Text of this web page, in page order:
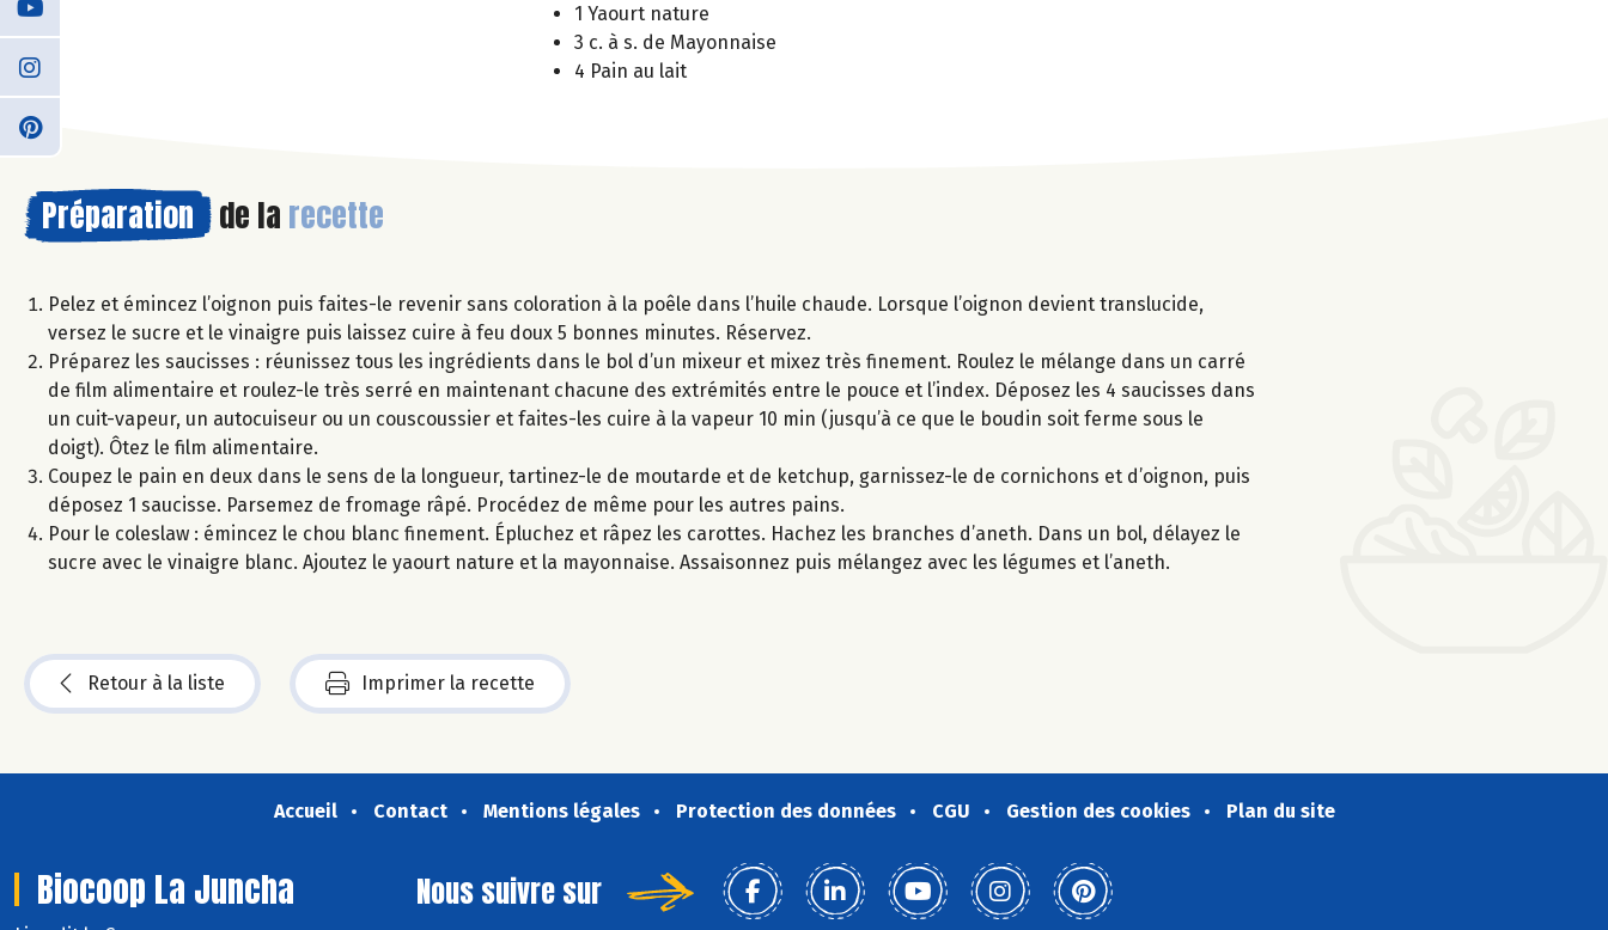
1 Yaourt nature
3 c. à s. de Mayonnaise
4 Pain au lait
Préparation de la recette
Pelez et émincez l’oignon puis faites-le revenir sans coloration à la poêle dans l’huile chaude. Lorsque l’oignon devient translucide,
versez le sucre et le vinaigre puis laissez cuire à feu doux 5 bonnes minutes. Réservez.
Préparez les saucisses : réunissez tous les ingrédients dans le bol d’un mixeur et mixez très finement. Roulez le mélange dans un carré
de film alimentaire et roulez-le très serré en maintenant chacune des extrémités entre le pouce et l’index. Déposez les 4 saucisses dans
un cuit-vapeur, un autocuiseur ou un couscoussier et faites-les cuire à la vapeur 10 min (jusqu’à ce que le boudin soit ferme sous le
doigt). Ôtez le film alimentaire.
Coupez le pain en deux dans le sens de la longueur, tartinez-le de moutarde et de ketchup, garnissez-le de cornichons et d’oignon, puis
déposez 1 saucisse. Parsemez de fromage râpé. Procédez de même pour les autres pains.
Pour le coleslaw : émincez le chou blanc finement. Épluchez et râpez les carottes. Hachez les branches d’aneth. Dans un bol, délayez le
sucre avec le vinaigre blanc. Ajoutez le yaourt nature et la mayonnaise. Assaisonnez puis mélangez avec les légumes et l’aneth.
Retour à la liste Imprimer la recette
Accueil Contact Mentions légales Protection des données CGU Gestion des cookies Plan du site
Biocoop La Juncha Nous suivre sur